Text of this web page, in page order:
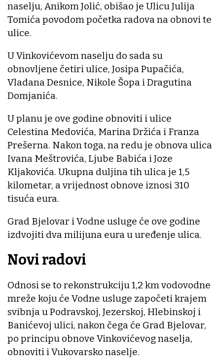
naselju, Anikom Jolić, obišao je Ulicu Julija
Tomića povodom početka radova na obnovi te
ulice.
U Vinkovićevom naselju do sada su
obnovljene četiri ulice, Josipa Pupačića,
Vladana Desnice, Nikole Šopa i Dragutina
Domjanića.
U planu je ove godine obnoviti i ulice
Celestina Medovića, Marina Držića i Franza
Prešerna. Nakon toga, na redu je obnova ulica
Ivana Meštrovića, Ljube Babića i Joze
Kljakovića. Ukupna duljina tih ulica je 1,5
kilometar, a vrijednost obnove iznosi 310
tisuća eura.
Grad Bjelovar i Vodne usluge će ove godine
izdvojiti dva milijuna eura u uređenje ulica.
Novi radovi
Odnosi se to rekonstrukciju 1,2 km vodovodne
mreže koju će Vodne usluge započeti krajem
svibnja u Podravskoj, Jezerskoj, Hlebinskoj i
Banićevoj ulici, nakon čega će Grad Bjelovar,
po principu obnove Vinkovićevog naselja,
obnoviti i Vukovarsko naselje.